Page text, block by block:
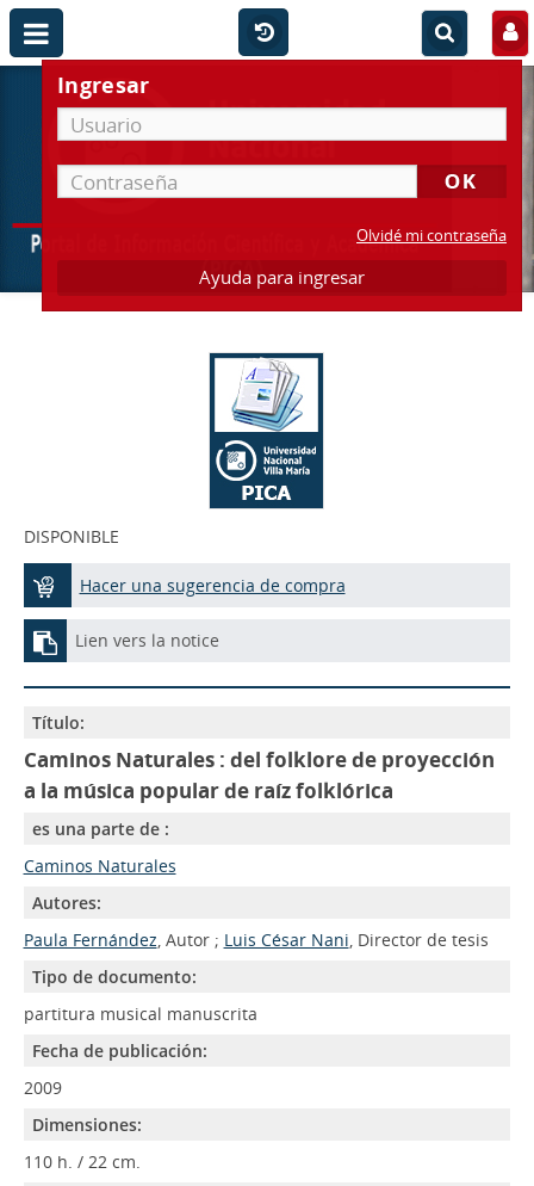
Ingresar
Olvidé mi contraseña
Ayuda para ingresar
DISPONIBLE
Hacer una sugerencia de compra
Lien vers la notice
Título:
Caminos Naturales : del folklore de proyección
a la música popular de raíz folklórica
es una parte de :
Caminos Naturales
Autores:
Paula Fernández, Autor ; Luis César Nani, Director de tesis
Tipo de documento:
partitura musical manuscrita
Fecha de publicación:
2009
Dimensiones:
110 h. / 22 cm.